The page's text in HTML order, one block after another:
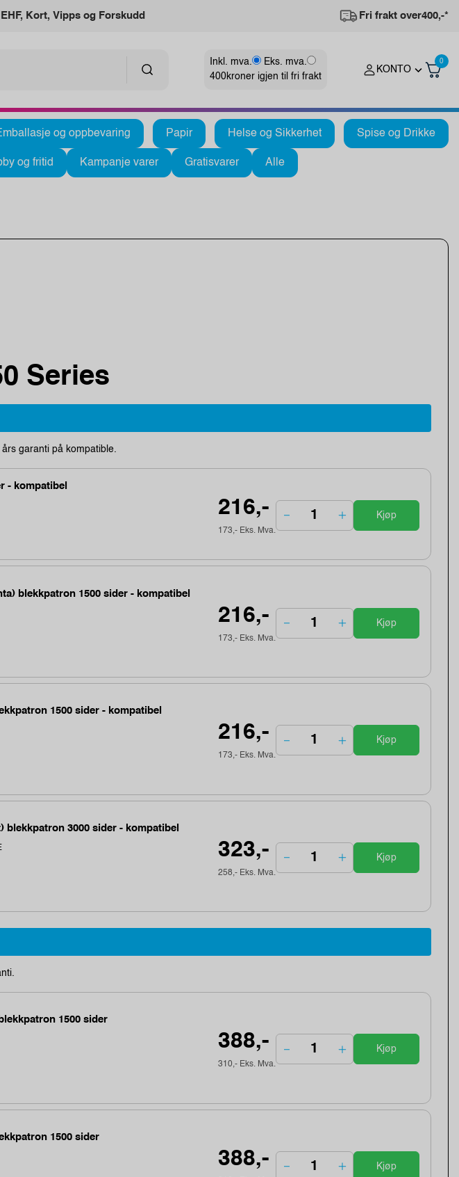
Kort, Vipps og Forskudd Fri frakt over400,-*
Inkl. mva.
Eks. mva.
400kroner igjen til fri frakt
KONTO
0
og oppbevaring Papir Helse og Sikkerhet Spise og Drikke
og fritid Kampanje varer Gratisvarer Alle
Series
garanti på kompatible.
- kompatibel
216,-
173,- Eks. Mva.
Kjøp
blekkpatron 1500 sider - kompatibel
216,-
173,- Eks. Mva.
Kjøp
1500 sider - kompatibel
216,-
173,- Eks. Mva.
Kjøp
blekkpatron 3000 sider - kompatibel
323,-
258,- Eks. Mva.
Kjøp
1500 sider
388,-
310,- Eks. Mva.
Kjøp
1500 sider
388,- Kjøp